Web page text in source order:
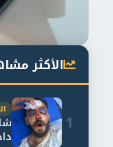
الأكثر
1